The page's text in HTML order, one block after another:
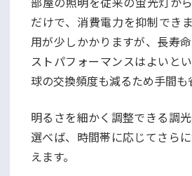
だけで、消費電力を抑制でき
用が少しかかりますが、長寿
ストパフォーマンスはよいと
球の交換頻度も減るため手間も
明るさを細かく調整できる調
選べば、時間帯に応じてさら
えます。